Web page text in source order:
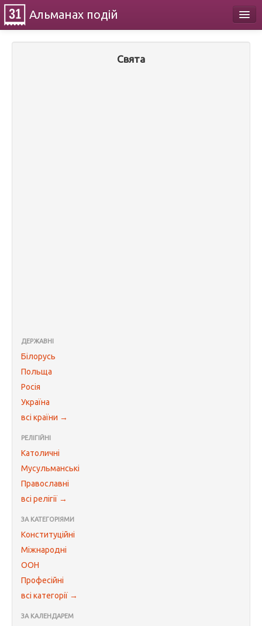
Альманах подій
Свята
ДЕРЖАВНІ
Білорусь
Польща
Росія
Україна
всі країни →
РЕЛІГІЙНІ
Католичні
Мусульманські
Православні
всі релігії →
ЗА КАТЕГОРІЯМИ
Конституційні
Міжнародні
ООН
Професійні
всі категорії →
ЗА КАЛЕНДАРЕМ